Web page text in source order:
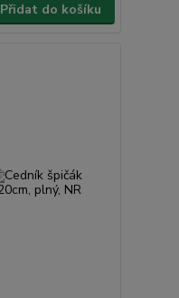
Přidat do košíku